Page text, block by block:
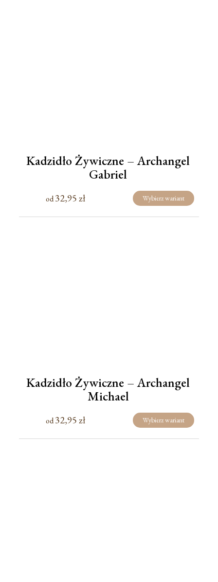
Kadzidło Żywiczne – Archangel
Gabriel
od32,95zł Wybierz wariant
Kadzidło Żywiczne – Archangel
Michael
od32,95zł Wybierz wariant